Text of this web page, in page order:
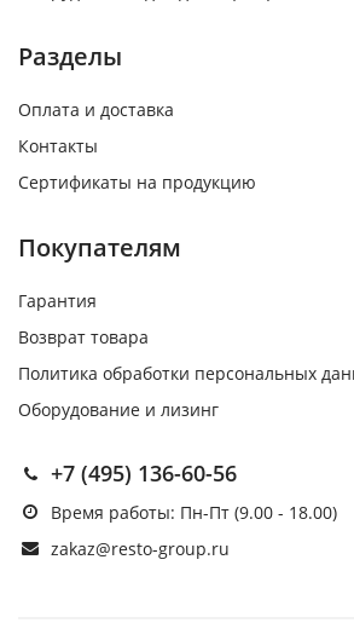
Разделы
Оплата и доставка
Контакты
Сертификаты на продукцию
Покупателям
Гарантия
Возврат товара
Политика обработки персональных
Оборудование и лизинг
+7 (495) 136-60-56
Время работы: Пн-Пт (9.00 - 18.00)
zakaz@resto-group.ru